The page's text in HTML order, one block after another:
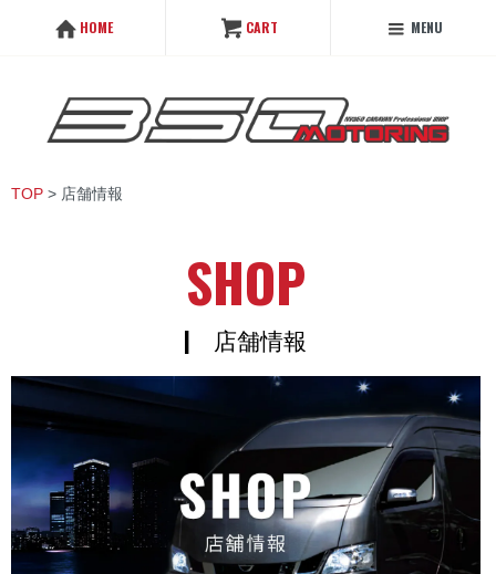
HOME CART MENU
TOP > 店舗情報
SHOP
| 店舗情報